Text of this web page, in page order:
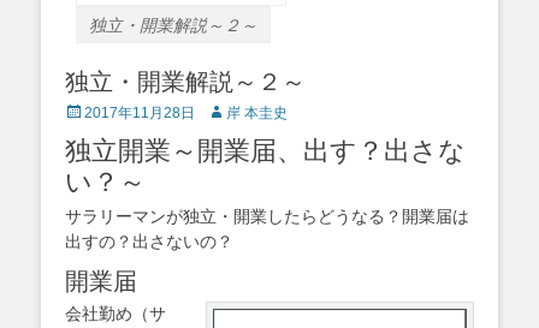
独立・開業解説～２～
独立・開業解説～２～
Posted
2017年11月28日 Author
岸 本圭史
独立開業～開業届、出す？出さな
い？～
サラリーマンが独立・開業したらどうなる？開業届は
出すの？出さないの？
開業届
会社勤め（サ